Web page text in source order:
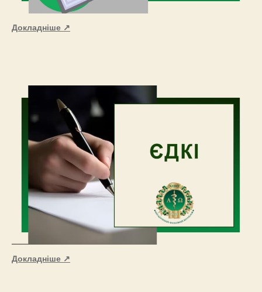
Докладніше ↗
Докладніше ↗